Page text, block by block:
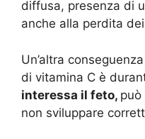
diffusa, presenza di
anche alla perdita
Un’altra
di vitamina C è
interessa il feto, può
non sviluppare